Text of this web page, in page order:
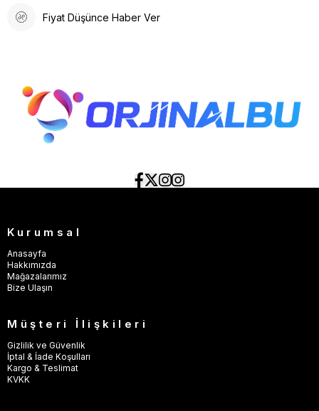
Fiyat Düşünce Haber Ver
Kurumsal
Anasayfa
Hakkımızda
Mağazalarımız
Bize Ulaşın
Müşteri İlişkileri
Gizlilik ve Güvenlik
İptal & İade Koşulları
Kargo & Teslimat
KVKK